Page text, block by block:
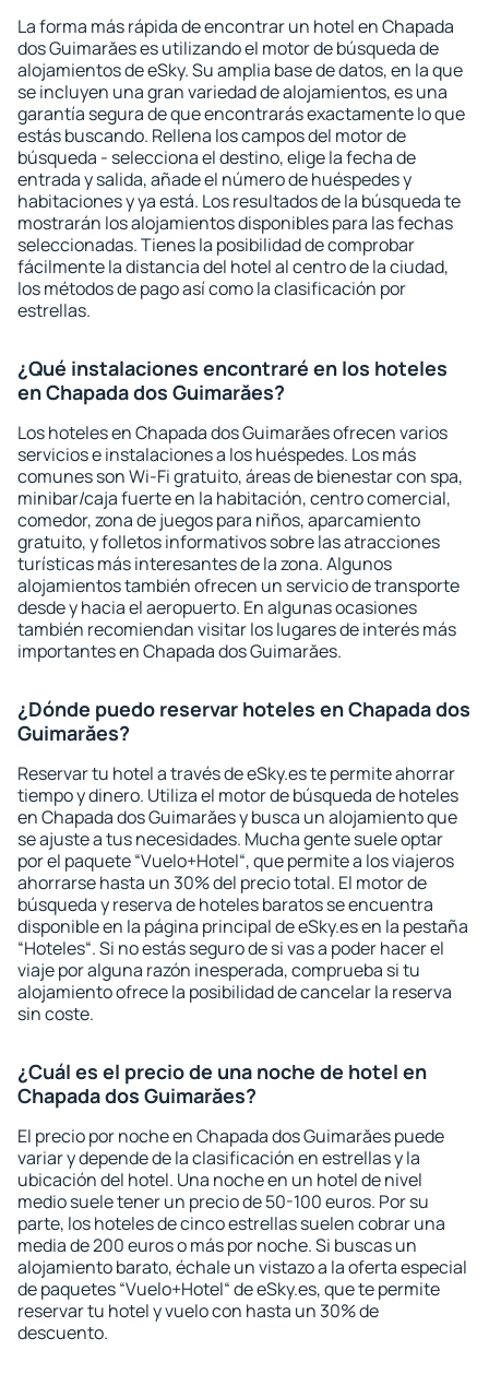
La forma más rápida de encontrar un hotel en Chapada
dos Guimarăes es utilizando el motor de búsqueda de
alojamientos de eSky. Su amplia base de datos, en la que
se incluyen una gran variedad de alojamientos, es una
garantía segura de que encontrarás exactamente lo que
estás buscando. Rellena los campos del motor de
búsqueda - selecciona el destino, elige la fecha de
entrada y salida, añade el número de huéspedes y
habitaciones y ya está. Los resultados de la búsqueda te
mostrarán los alojamientos disponibles para las fechas
seleccionadas. Tienes la posibilidad de comprobar
fácilmente la distancia del hotel al centro de la ciudad,
los métodos de pago así como la clasificación por
estrellas.
¿Qué instalaciones encontraré en los hoteles
en Chapada dos Guimarăes?
Los hoteles en Chapada dos Guimarăes ofrecen varios
servicios e instalaciones a los huéspedes. Los más
comunes son Wi-Fi gratuito, áreas de bienestar con spa,
minibar/caja fuerte en la habitación, centro comercial,
comedor, zona de juegos para niños, aparcamiento
gratuito, y folletos informativos sobre las atracciones
turísticas más interesantes de la zona. Algunos
alojamientos también ofrecen un servicio de transporte
desde y hacia el aeropuerto. En algunas ocasiones
también recomiendan visitar los lugares de interés más
importantes en Chapada dos Guimarăes.
¿Dónde puedo reservar hoteles en Chapada dos
Guimarăes?
Reservar tu hotel a través de eSky.es te permite ahorrar
tiempo y dinero. Utiliza el motor de búsqueda de hoteles
en Chapada dos Guimarăes y busca un alojamiento que
se ajuste a tus necesidades. Mucha gente suele optar
por el paquete “Vuelo+Hotel“, que permite a los viajeros
ahorrarse hasta un 30% del precio total. El motor de
búsqueda y reserva de hoteles baratos se encuentra
disponible en la página principal de eSky.es en la pestaña
“Hoteles“. Si no estás seguro de si vas a poder hacer el
viaje por alguna razón inesperada, comprueba si tu
alojamiento ofrece la posibilidad de cancelar la reserva
sin coste.
¿Cuál es el precio de una noche de hotel en
Chapada dos Guimarăes?
El precio por noche en Chapada dos Guimarăes puede
variar y depende de la clasificación en estrellas y la
ubicación del hotel. Una noche en un hotel de nivel
medio suele tener un precio de 50-100 euros. Por su
parte, los hoteles de cinco estrellas suelen cobrar una
media de 200 euros o más por noche. Si buscas un
alojamiento barato, échale un vistazo a la oferta especial
de paquetes “Vuelo+Hotel“ de eSky.es, que te permite
reservar tu hotel y vuelo con hasta un 30% de
descuento.